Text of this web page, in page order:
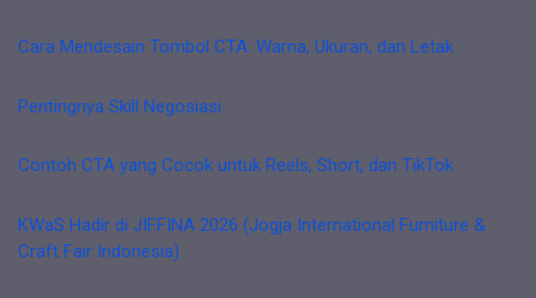
Cara Mendesain Tombol CTA: Warna, Ukuran, dan Letak
Pentingnya Skill Negosiasi
Contoh CTA yang Cocok untuk Reels, Short, dan TikTok
KWaS Hadir di JIFFINA 2026 (Jogja International Furniture &
Craft Fair Indonesia)